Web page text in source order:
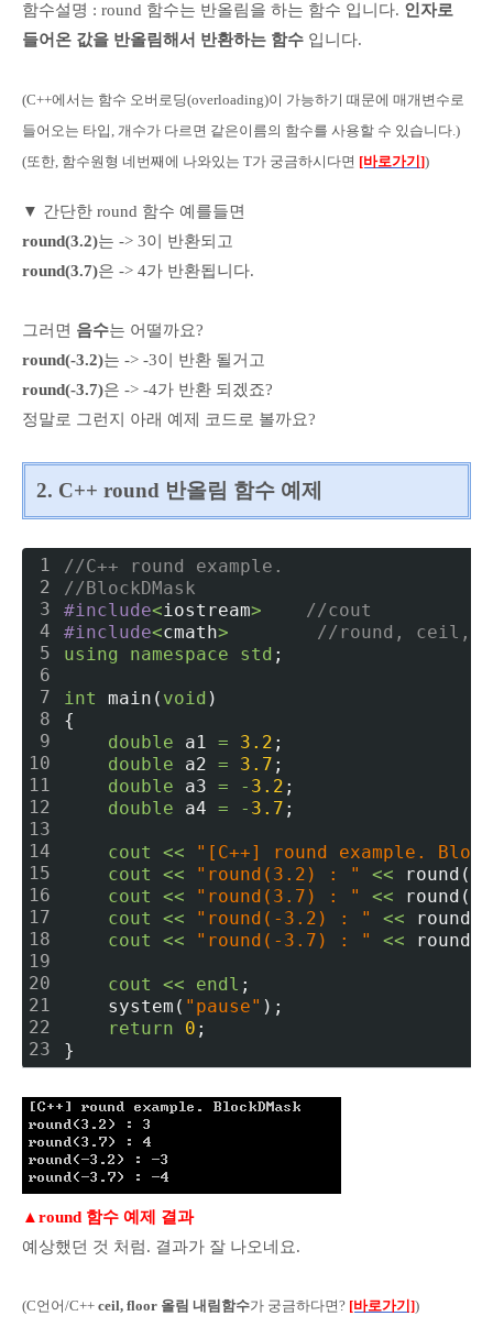
함수설명 : round 함수는 반올림을 하는 함수 입니다. 인자로
들어온 값을 반올림해서 반환하는 함수 입니다.
(C++에서는 함수 오버로딩(overloading)이 가능하기 때문에 매개변수로
들어오는 타입, 개수가 다르면 같은이름의 함수를 사용할 수 있습니다.)
(또한, 함수원형 네번째에 나와있는 T가 궁금하시다면 [바로가기 ])
▼ 간단한 round 함수 예를들면
round(3.2)는 -> 3이 반환되고
round(3.7)은 -> 4가 반환됩니다.
그러면 음수는 어떨까요?
round(-3.2)는 -> -3이 반환 될거고
round(-3.7)은 -> -4가 반환 되겠죠?
정말로 그런지 아래 예제 코드로 볼까요?
2. C++ round 반올림 함수 예제
1
2
3
4
5
6
7
8
9
10
11
12
13
14
15
16
17
18
19
20
21
22
23
//C++ round example.
//BlockDMask
#include<iostream>
//cout
#include<cmath>
//round, ceil,
using
namespace std ;
int main( void )
{
double a1 = 3. 2 ;
double a2 = 3. 7 ;
double a3 = - 3. 2 ;
double a4 = - 3. 7 ;
cout <<
"[C++] round example.
cout
<< "round(3.2) : " <<
cout
<< "round(3.7) : " <<
cout
<< "round(-3.2) : " <<
cout
<< "round(-3.7) : " <<
cout << endl ;
system( "pause" );
return
0 ;
}
▲round 함수 예제 결과
예상했던 것 처럼. 결과가 잘 나오네요.
(C언어/C++ ceil, floor 올림 내림함수가 궁금하다면? [바로가기])